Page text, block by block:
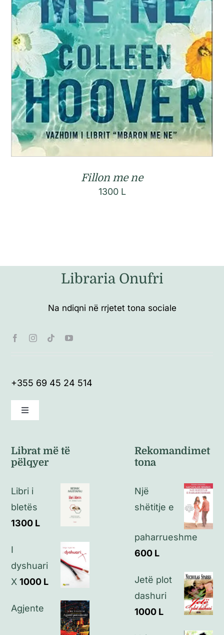
Fillon me ne
1300 L
Libraria Onufri
Na ndiqni në rrjetet tona sociale
+355 69 45 24 514
Toggle
Politikat e kthimeve
Politikat e privatësisë
Kontakt
Librat më të
pëlqyer
Libri i
bletës
1300 L
I
dyshuari
X 1000 L
Agjente
Rekomandimet
tona
Një
shëtitje e
paharrueshme
600 L
Jetë plot
dashuri
1000 L